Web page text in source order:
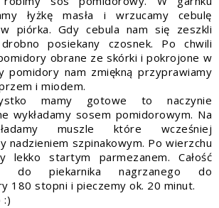
łyżkę masła i wrzucamy cebulę
piórka. Gdy cebula nam się zeszkli
posiekany czosnek. Po chwili
obrane ze skórki i pokrojone w
pomidory nam zmiękną przyprawiamy
i miodem.
mamy gotowe to naczynie
wykładamy sosem pomidorowym. Na
muszle które wcześniej
nadzieniem szpinakowym. Po wierzchu
lekko startym parmezanem. Całość
do piekarnika nagrzanego do
180 stopni i pieczemy ok. 20 minut.
:)